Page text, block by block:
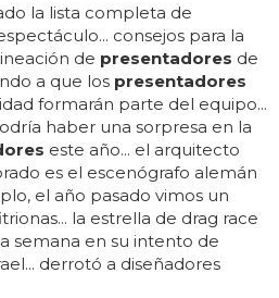
la lista completa de
consejos para la
de presentadores de
a que los presentadores
formarán parte del equipo...
haber una sorpresa en la
este año... el arquitecto
es el escenógrafo alemán
el año pasado vimos un
la estrella de drag race
semana en su intento de
derrotó a diseñadores